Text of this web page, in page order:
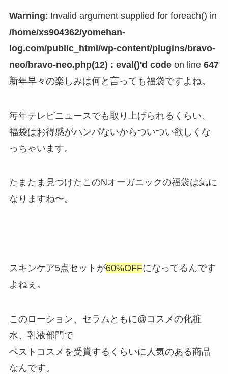
Warning: Invalid argument supplied for foreach() in
/home/xs904362/yomehan-
log.com/public_html/wp-content/plugins/bravo-
neo/bravo-neo.php(12) : eval()'d codeon line 647
新年早々の楽しみは何と言っても福袋ですよね。
毎年テレビニュースでも取り上げられるくらい、
福袋はお得感がハンパないからついつい欲しくな
っちゃいます。
たまたま見つけたこのNオーガニックの福袋は気に
なりますね〜。
スキンケア5点セットが60%OFFになってるんです
よねぇ。
このローション、セラムともに@コスメの化粧
水、乳液部門で
ベストコスメを受賞するくらいに人気のある商品
なんです。